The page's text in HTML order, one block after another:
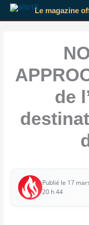
Aller
au
Le magazine
de
Publié le 17
20 h 44